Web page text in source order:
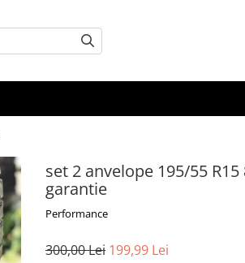
set 2 anvelope 195/55
garantie
Performance
300,00 Lei 199,99 Lei